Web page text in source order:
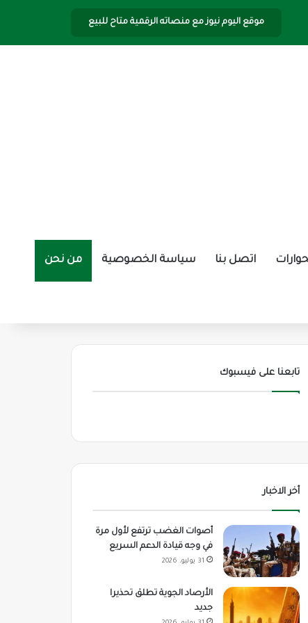
موقع اليوم نيوز مع منصاته الرقمية متاح للبيع
اتصل بنا سياسة الخصوصية من نحن
تابعنا على فيسبوك
أخر الاخبار
أصوات الغضب ترتفع لأول مرة
في وجه قيادة الدعم السريع
31 يوليو، 2026
الأرصاد الجوية تطلق تحذيرا
جديد